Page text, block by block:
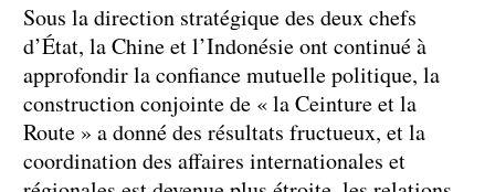
Sous la direction stratégique des deux chefs
d’État, la Chine et l’Indonésie ont continué à
approfondir la confiance mutuelle politique, la
construction conjointe de « la Ceinture et la
Route » a donné des résultats fructueux, et la
coordination des affaires internationales et